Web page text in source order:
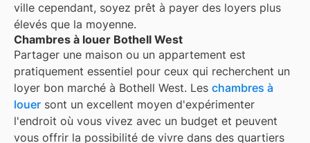
ville cependant, soyez prêt à payer des loyers plus
élevés que la moyenne.
Chambres à louer Bothell West
Partager une maison ou un appartement est
pratiquement essentiel pour ceux qui recherchent un
loyer bon marché à Bothell West. Les chambres à
louer sont un excellent moyen d'expérimenter
l'endroit où vous vivez avec un budget et peuvent
vous offrir la possibilité de vivre dans des quartiers